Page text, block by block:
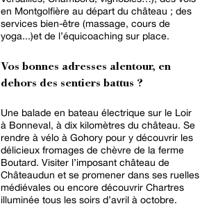
en Montgolfière au départ du château ; des
services bien-être (massage, cours de
yoga...)et de l’équicoaching sur place.
Vos bonnes adresses alentour, en
dehors des sentiers battus ?
Une balade en bateau électrique sur le Loir
à Bonneval, à dix kilomètres du château. Se
rendre à vélo à Gohory pour y découvrir les
délicieux fromages de chèvre de la ferme
Boutard. Visiter l’imposant château de
Châteaudun et se promener dans ses ruelles
médiévales ou encore découvrir Chartres
illuminée tous les soirs d’avril à octobre.